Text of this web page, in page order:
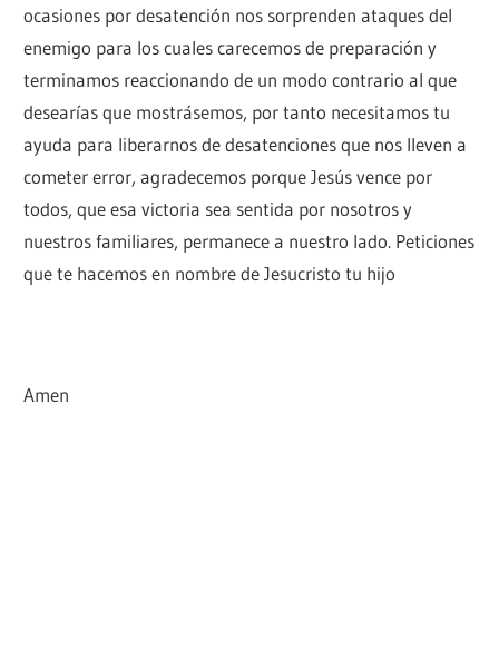
ocasiones por desatención nos sorprenden ataques del
enemigo para los cuales carecemos de preparación y
terminamos reaccionando de un modo contrario al que
desearías que mostrásemos, por tanto necesitamos tu
ayuda para liberarnos de desatenciones que nos lleven a
cometer error, agradecemos porque Jesús vence por
todos, que esa victoria sea sentida por nosotros y
nuestros familiares, permanece a nuestro lado. Peticiones
que te hacemos en nombre de Jesucristo tu hijo
Amen